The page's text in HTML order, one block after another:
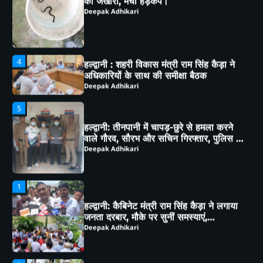
4
हल्द्वानी : शहरी विकास मंत्री राम सिंह कैड़ा ने
Deepak Adhikari
5
हल्द्वानी: तीनपानी में चापड़-छुरे से हमला करने
वाले गौरव, सौरभ और सचिन गिरफ्तार, पुलिस ने
भेजा जेल
Deepak Adhikari
1
हल्द्वानी: कैबिनेट मंत्री राम सिंह कैड़ा ने लगाया
जनता दरबार, मौके पर सुनीं समस्याएं,
अधिकारियों को दिए सख्त निर्देश
Deepak Adhikari
2
भाजपा कार्यकर्ताओं ने *‘एक पेड़ मां के नाम’*
अभियान के तहत किया पौधारोपण तथा पर्यावरण
संरक्षण का लिया संकल्प
Deepak Adhikari